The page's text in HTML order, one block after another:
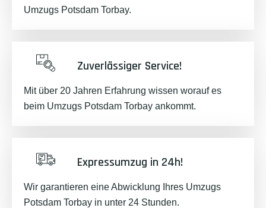
Umzugs Potsdam Torbay.
Zuverlässiger Service!
Mit über 20 Jahren Erfahrung wissen worauf es
beim Umzugs Potsdam Torbay ankommt.
Expressumzug in 24h!
Wir garantieren eine Abwicklung Ihres Umzugs
Potsdam Torbay in unter 24 Stunden.